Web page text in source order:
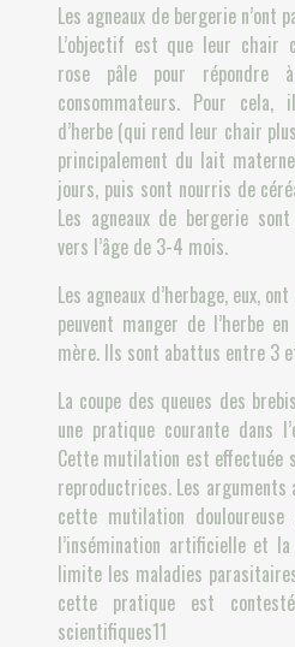
Les agneaux de bergerie n’ont
L’objectif est que leur chair
rose pâle pour répondre
consommateurs. Pour
d’herbe (qui rend leur chair
principalement du lait
jours, puis sont nourris de
Les agneaux de bergerie
vers l’âge de 3-4 mois.
Les agneaux d’herbage, eux,
peuvent manger de l’herbe
mère. Ils sont abattus entre 3
La coupe des queues des
une pratique courante dans
Cette mutilation est effectuée
reproductrices. Les arguments
cette mutilation
l’insémination artificielle et
limite les maladies
cette pratique est
scientifiques11